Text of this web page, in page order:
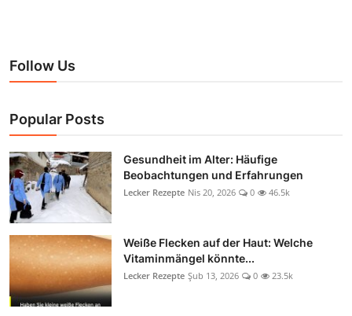
Follow Us
Popular Posts
Gesundheit im Alter: Häufige
Beobachtungen und Erfahrungen
Lecker Rezepte Nis 20, 2026 0 46.5k
Weiße Flecken auf der Haut: Welche
Vitaminmängel könnte...
Lecker Rezepte Şub 13, 2026 0 23.5k